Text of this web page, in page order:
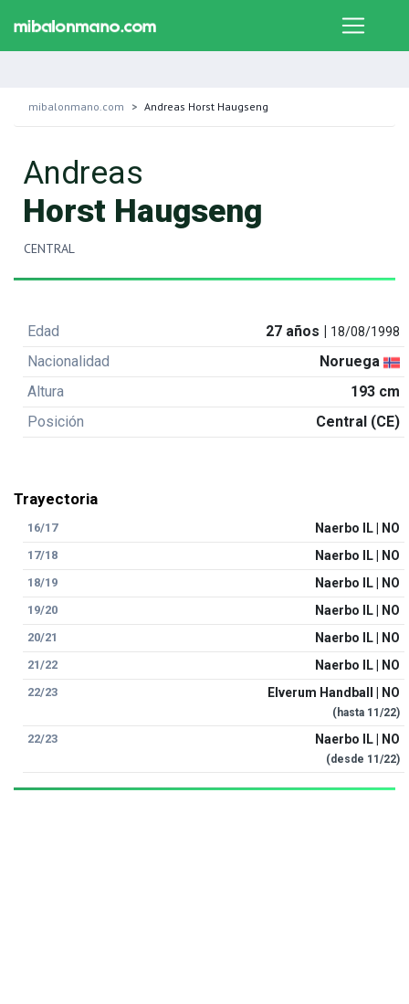
mibalonmano.com Andreas Horst Haugseng
Andreas
Horst Haugseng
CENTRAL
Edad 27 años | 18/08/1998
Nacionalidad
Noruega
Altura
193 cm
Posición
Central (CE)
Trayectoria
16/17 Naerbo IL | NO
17/18 Naerbo IL | NO
18/19 Naerbo IL | NO
19/20 Naerbo IL | NO
20/21 Naerbo IL | NO
21/22 Naerbo IL | NO
22/23 Elverum Handball | NO
(hasta 11/22)
22/23 Naerbo IL | NO
(desde 11/22)